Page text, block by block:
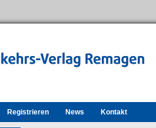
Registrieren News Kontakt